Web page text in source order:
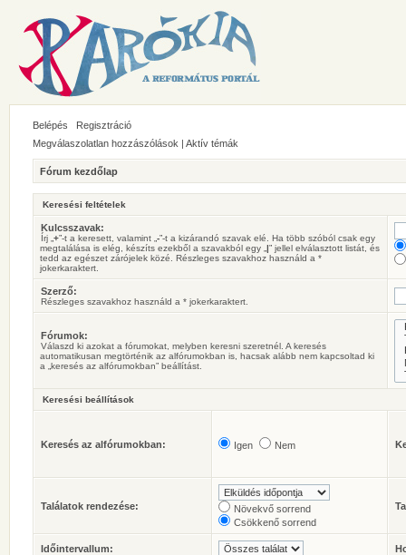
Belépés
Regisztráció
Megválaszolatlan hozzászólások | Aktív témák
Fórum kezdőlap
Keresési feltételek
Kulcsszavak:
Írj „ +”-t a keresett, valamint „ -”-t a kizárandó szavak elé. Ha több szóból csak egy
megtalálása is elég, készíts ezekből a szavakból egy „ |” jellel elválasztott listát, és
tedd az egészet zárójelek közé. Részleges szavakhoz használd a *
jokerkaraktert.
Szerző:
Részleges szavakhoz használd a * jokerkaraktert.
Fórumok:
Válaszd ki azokat a fórumokat, melyben keresni szeretnél. A keresés
automatikusan megtörténik az alfórumokban is, hacsak alább nem kapcsoltad ki
a „keresés az alfórumokban” beállítást.
Keresési beállítások
Keresés az alfórumokban: Igen Nem
Találatok rendezése:
Növekvő sorrend
Csökkenő sorrend
Időintervallum: